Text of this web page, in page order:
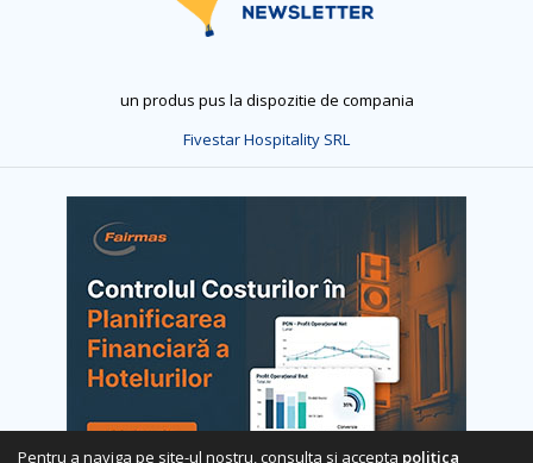
un produs pus la dispozitie de compania
Fivestar Hospitality SRL
Pentru a naviga pe site-ul nostru, consulta si accepta politica